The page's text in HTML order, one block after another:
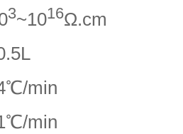
3~1016Ω.cm
min
min